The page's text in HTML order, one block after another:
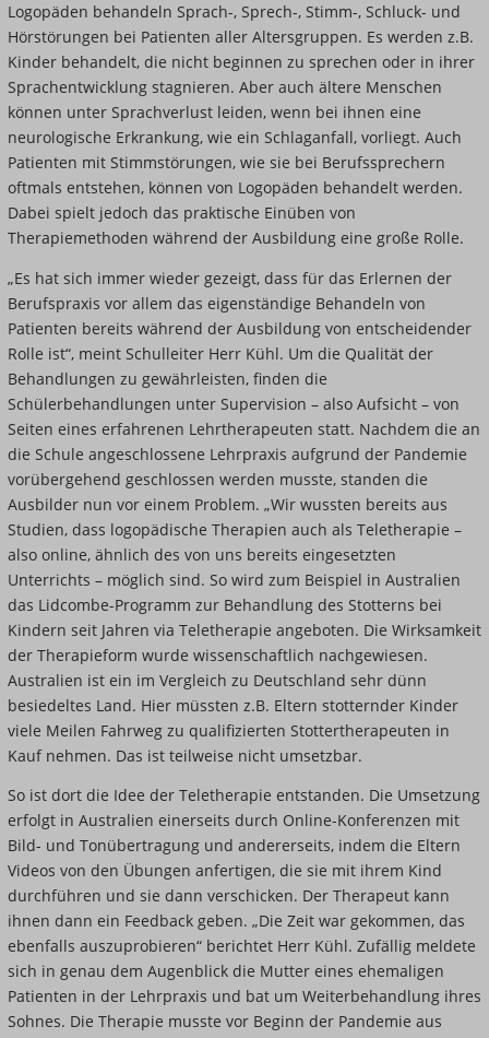
Logopäden behandeln Sprach-, Sprech-, Stimm-, Schluck- und
Hörstörungen bei Patienten aller Altersgruppen. Es werden z.B.
Kinder behandelt, die nicht beginnen zu sprechen oder in ihrer
Sprachentwicklung stagnieren. Aber auch ältere Menschen
können unter Sprachverlust leiden, wenn bei ihnen eine
neurologische Erkrankung, wie ein Schlaganfall, vorliegt. Auch
Patienten mit Stimmstörungen, wie sie bei Berufssprechern
oftmals entstehen, können von Logopäden behandelt werden.
Dabei spielt jedoch das praktische Einüben von
Therapiemethoden während der Ausbildung eine große Rolle.
„Es hat sich immer wieder gezeigt, dass für das Erlernen der
Berufspraxis vor allem das eigenständige Behandeln von
Patienten bereits während der Ausbildung von entscheidender
Rolle ist“, meint Schulleiter Herr Kühl. Um die Qualität der
Behandlungen zu gewährleisten, finden die
Schülerbehandlungen unter Supervision – also Aufsicht – von
Seiten eines erfahrenen Lehrtherapeuten statt. Nachdem die an
die Schule angeschlossene Lehrpraxis aufgrund der Pandemie
vorübergehend geschlossen werden musste, standen die
Ausbilder nun vor einem Problem. „Wir wussten bereits aus
Studien, dass logopädische Therapien auch als Teletherapie –
also online, ähnlich des von uns bereits eingesetzten
Unterrichts – möglich sind. So wird zum Beispiel in Australien
das Lidcombe-Programm zur Behandlung des Stotterns bei
Kindern seit Jahren via Teletherapie angeboten. Die Wirksamkeit
der Therapieform wurde wissenschaftlich nachgewiesen.
Australien ist ein im Vergleich zu Deutschland sehr dünn
besiedeltes Land. Hier müssten z.B. Eltern stotternder Kinder
viele Meilen Fahrweg zu qualifizierten Stottertherapeuten in
Kauf nehmen. Das ist teilweise nicht umsetzbar.
So ist dort die Idee der Teletherapie entstanden. Die Umsetzung
erfolgt in Australien einerseits durch Online-Konferenzen mit
Bild- und Tonübertragung und andererseits, indem die Eltern
Videos von den Übungen anfertigen, die sie mit ihrem Kind
durchführen und sie dann verschicken. Der Therapeut kann
ihnen dann ein Feedback geben. „Die Zeit war gekommen, das
ebenfalls auszuprobieren“ berichtet Herr Kühl. Zufällig meldete
sich in genau dem Augenblick die Mutter eines ehemaligen
Patienten in der Lehrpraxis und bat um Weiterbehandlung ihres
Sohnes. Die Therapie musste vor Beginn der Pandemie aus